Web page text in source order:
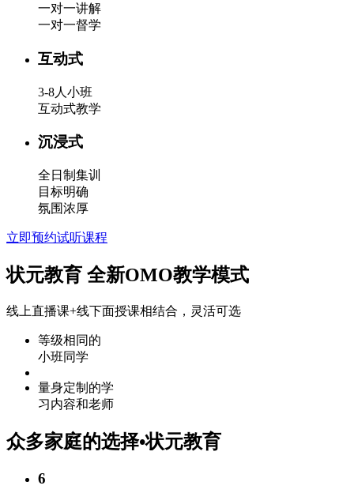
一对一讲解
一对一督学
互动式
3-8人小班
互动式教学
沉浸式
全日制集训
目标明确
氛围浓厚
立即预约试听课程
状元教育 全新OMO教学模式
线上直播课+线下面授课相结合，灵活可选
等级相同的
小班同学
量身定制的学
习内容和老师
众多家庭的选择•状元教育
6